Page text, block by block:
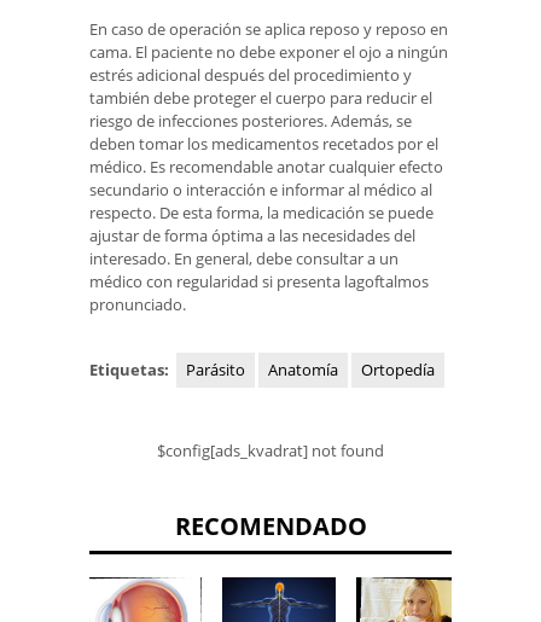
En caso de operación se aplica reposo y reposo en
cama. El paciente no debe exponer el ojo a ningún
estrés adicional después del procedimiento y
también debe proteger el cuerpo para reducir el
riesgo de infecciones posteriores. Además, se
deben tomar los medicamentos recetados por el
médico. Es recomendable anotar cualquier efecto
secundario o interacción e informar al médico al
respecto. De esta forma, la medicación se puede
ajustar de forma óptima a las necesidades del
interesado. En general, debe consultar a un
médico con regularidad si presenta lagoftalmos
pronunciado.
Etiquetas: Parásito Anatomía Ortopedía
$config[ads_kvadrat] not found
RECOMENDADO